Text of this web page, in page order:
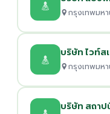
กรุงเทพมห
บริษัท ไวท์ส
กรุงเทพมห
บริษัท สถาป